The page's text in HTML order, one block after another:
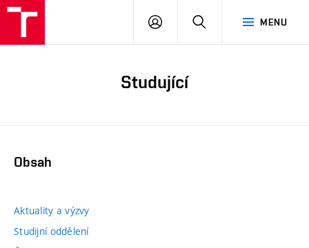
MENU
PŘIHLÁSIT
Studující
Obsah
Aktuality a výzvy
Studijní oddělení